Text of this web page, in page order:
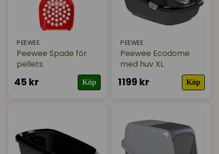
PEEWEE
Peewee Spade för
pellets
45 kr Köp
PEEWEE
Peewee Ecodome
med huv XL
1199 kr Köp